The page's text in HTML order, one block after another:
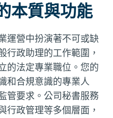
本質與功能
運營中扮演著不可或缺
行政助理的工作範圍，
的法定專業職位。您的
和合規意識的專業人
管要求。公司秘書服務
行政管理等多個層面，